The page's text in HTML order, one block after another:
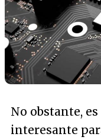
No obstante,
interesante